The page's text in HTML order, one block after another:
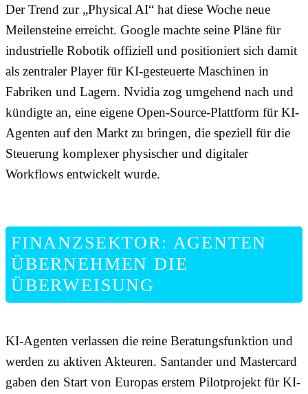
Der Trend zur „Physical AI“ hat diese Woche neue
Meilensteine erreicht. Google machte seine Pläne für
industrielle Robotik offiziell und positioniert sich damit
als zentraler Player für KI-gesteuerte Maschinen in
Fabriken und Lagern. Nvidia zog umgehend nach und
kündigte an, eine eigene Open-Source-Plattform für KI-
Agenten auf den Markt zu bringen, die speziell für die
Steuerung komplexer physischer und digitaler
Workflows entwickelt wurde.
FINANZSEKTOR: AGENTEN
ÜBERNEHMEN DIE
ÜBERWEISUNG
KI-Agenten verlassen die reine Beratungsfunktion und
werden zu aktiven Akteuren. Santander und Mastercard
gaben den Start von Europas erstem Pilotprojekt für KI-